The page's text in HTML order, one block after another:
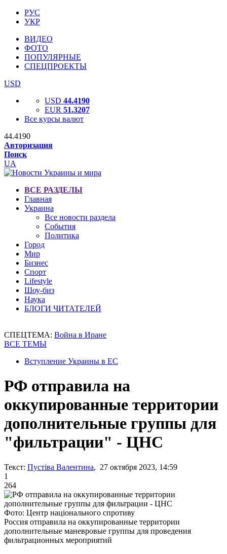
РУС
УКР
ВИДЕО
ФОТО
ПОПУЛЯРНЫЕ
СПЕЦПРОЕКТЫ
USD
USD 44.4190
EUR 51.3207
Все курсы валют
44.4190
Авторизация
Поиск
UA
ВСЕ РАЗДЕЛЫ
Главная
Украина
Все новости раздела
События
Политика
Город
Мир
Бизнес
Спорт
Lifestyle
Шоу-биз
Наука
БЛОГИ ЧИТАТЕЛЕЙ
СПЕЦТЕМА: Война в Иране
ВСЕ ТЕМЫ
Вступление Украины в ЕС
РФ отправила на
оккупированные территории
дополнительные группы для
"фильтрации" - ЦНС
Текст: Пустіва Валентина, 27 октября 2023, 14:59
1
264
Фото: Центр національного спротиву
Россия отправила на оккупированные территории
дополнительные маневровые группы для проведения
фильтрационных мероприятий